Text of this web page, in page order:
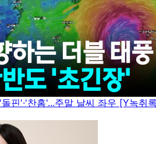
핀'·'찬홈'...주말 날씨 좌우 [Y녹취